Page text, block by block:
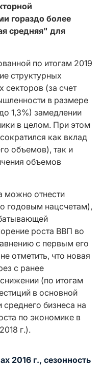
гораздо более
средняя" для
по итогам 2019
структурных
секторов (за счет
в размере
1,3%) замедлении
в целом. При этом
как вклад
объемов), так и
объемов
можно отнести
годовым нацсчетам),
роста ВВП во
с первым его
отметить, что новая
с ранее
(по итогам
в основной
среднего бизнеса на
по экономике в
г.).
2016 г., сезонность